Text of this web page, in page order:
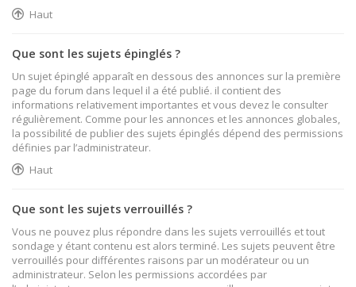
Haut
Que sont les sujets épinglés ?
Un sujet épinglé apparaît en dessous des annonces sur la première
page du forum dans lequel il a été publié. il contient des
informations relativement importantes et vous devez le consulter
régulièrement. Comme pour les annonces et les annonces globales,
la possibilité de publier des sujets épinglés dépend des permissions
définies par l’administrateur.
Haut
Que sont les sujets verrouillés ?
Vous ne pouvez plus répondre dans les sujets verrouillés et tout
sondage y étant contenu est alors terminé. Les sujets peuvent être
verrouillés pour différentes raisons par un modérateur ou un
administrateur. Selon les permissions accordées par